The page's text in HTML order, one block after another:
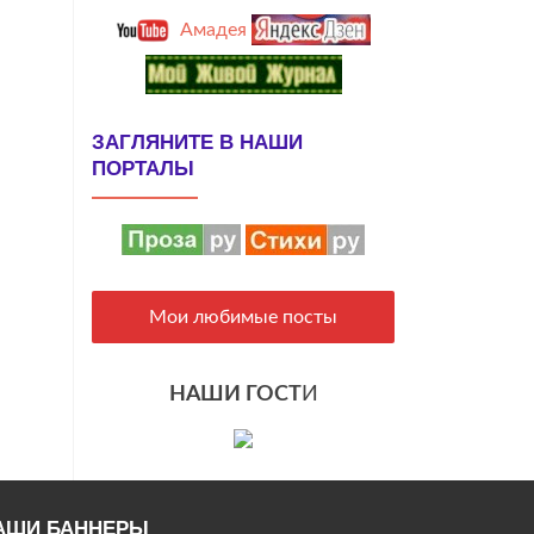
Амадея
ЗАГЛЯНИТЕ В НАШИ
ПОРТАЛЫ
Мои любимые посты
НАШИ ГОСТИ
БАННЕРЫ